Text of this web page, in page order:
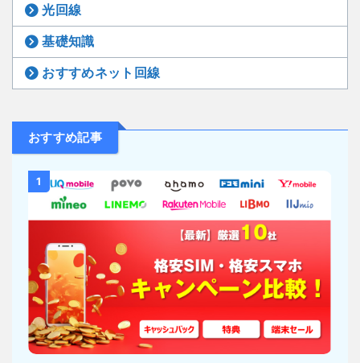
光回線
基礎知識
おすすめネット回線
おすすめ記事
1